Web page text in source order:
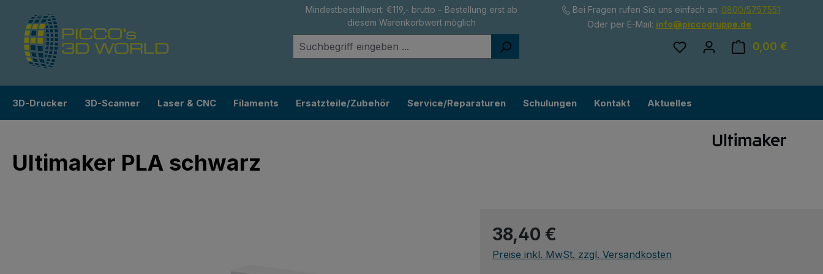
Hauptinhalt springen
Zur Suche springen
Zur Hauptnavigation springen
Mindestbestellwert: €119,- brutto – Bestellung erst ab
diesem Warenkorbwert möglich
Bei Fragen rufen Sie uns einfach an: 0800/5757551
Oder per E-Mail: info@piccogruppe.de
Du hast 0 Produkte auf
0,00 €
3D-Drucker 3D-Scanner Laser & CNC Filaments Ersatzteile/Zubehör Service/Reparaturen Schulungen Kontakt Aktuelles
Ultimaker PLA schwarz
Regulärer Preis:
38,40 €
Preise inkl. MwSt. zzgl. Versandkosten